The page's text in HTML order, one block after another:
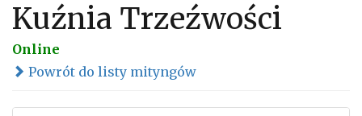
Kuźnia Trzeźwości
Online
Powrót do listy mityngów